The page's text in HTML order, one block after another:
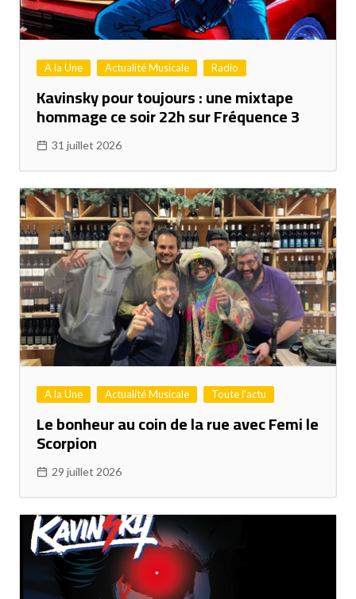
A la Une Actualité Musicale Radio
Kavinsky pour toujours : une mixtape
hommage ce soir 22h sur Fréquence 3
31 juillet 2026
A la Une Actualité Musicale Toute l'actu
Le bonheur au coin de la rue avec Femi le
Scorpion
29 juillet 2026